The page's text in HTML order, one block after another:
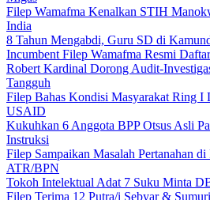
Filep Wamafma Kenalkan STIH
India
8 Tahun Mengabdi, Guru SD di
Incumbent Filep Wamafma Resmi
Robert Kardinal Dorong Audit-
Tangguh
Filep Bahas Kondisi Masyarakat Ring I
USAID
Kukuhkan 6 Anggota BPP Otsus Asli
Instruksi
Filep Sampaikan Masalah Pertanahan
ATR/BPN
Tokoh Intelektual Adat 7 Suku Minta
Filep Terima 12 Putra/i Sebyar &